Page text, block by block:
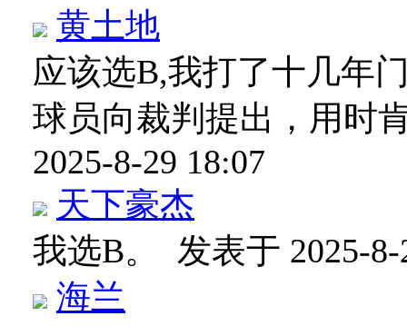
黄土地
应该选B,我打了十几年
球员向裁判提出，用时
2025-8-29 18:07
天下豪杰
我选B。 发表于 2025-8-
海兰